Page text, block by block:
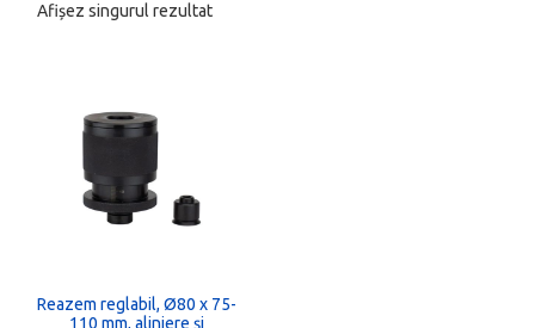
Afișez singurul rezultat
Reazem reglabil, Ø80 x 75-
110 mm, aliniere și